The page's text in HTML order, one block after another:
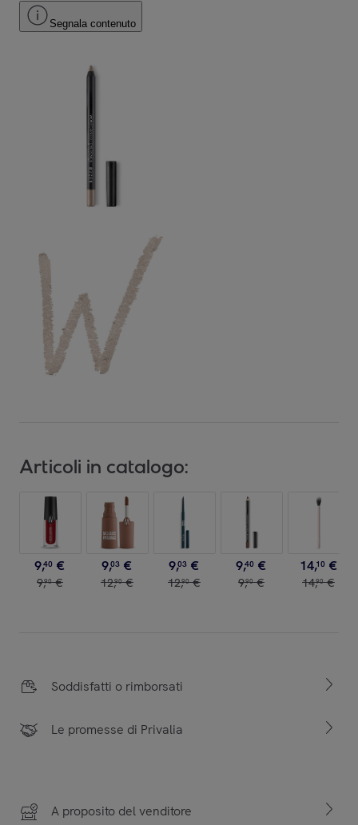
Segnala contenuto
Articoli in catalogo:
9,40 €
9,90 €
9,03 €
12,90 €
9,03 €
12,90 €
9,40 €
9,90 €
14,10 €
14,90 €
Soddisfatti o rimborsati
Le promesse di Privalia
A proposito del venditore